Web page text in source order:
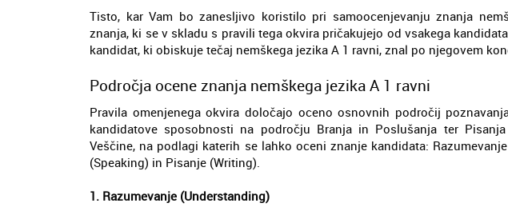
Tisto, kar Vam bo zanesljivo koristilo pri samoocenjevanju znanja
znanja, ki se v skladu s pravili tega okvira pričakujejo od vsakega
kandidat, ki obiskuje tečaj nemškega jezika A 1 ravni, znal po njegovem
Področja ocene znanja nemškega jezika A 1 ravni
Pravila omenjenega okvira določajo oceno osnovnih področij
kandidatove sposobnosti na področju Branja in Poslušanja ter
Veščine, na podlagi katerih se lahko oceni znanje kandidata:
(Speaking) in Pisanje (Writing).
1. Razumevanje (Understanding)